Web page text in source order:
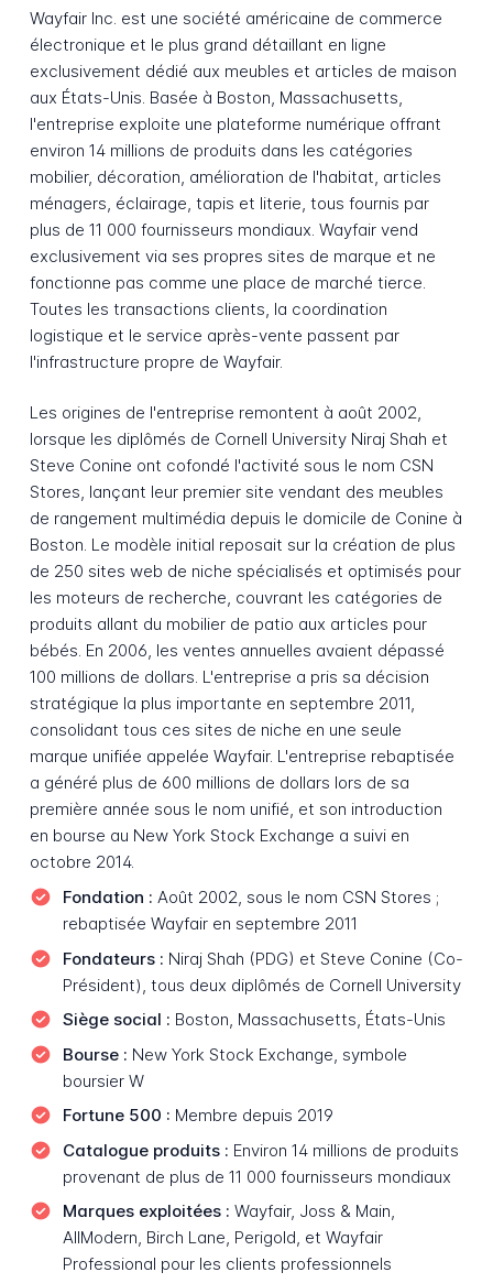
Wayfair Inc. est une société américaine de commerce
électronique et le plus grand détaillant en ligne
exclusivement dédié aux meubles et articles de maison
aux États-Unis. Basée à Boston, Massachusetts,
l'entreprise exploite une plateforme numérique offrant
environ 14 millions de produits dans les catégories
mobilier, décoration, amélioration de l'habitat, articles
ménagers, éclairage, tapis et literie, tous fournis par
plus de 11 000 fournisseurs mondiaux. Wayfair vend
exclusivement via ses propres sites de marque et ne
fonctionne pas comme une place de marché tierce.
Toutes les transactions clients, la coordination
logistique et le service après-vente passent par
l'infrastructure propre de Wayfair.
Les origines de l'entreprise remontent à août 2002,
lorsque les diplômés de Cornell University Niraj Shah et
Steve Conine ont cofondé l'activité sous le nom CSN
Stores, lançant leur premier site vendant des meubles
de rangement multimédia depuis le domicile de Conine à
Boston. Le modèle initial reposait sur la création de plus
de 250 sites web de niche spécialisés et optimisés pour
les moteurs de recherche, couvrant les catégories de
produits allant du mobilier de patio aux articles pour
bébés. En 2006, les ventes annuelles avaient dépassé
100 millions de dollars. L'entreprise a pris sa décision
stratégique la plus importante en septembre 2011,
consolidant tous ces sites de niche en une seule
marque unifiée appelée Wayfair. L'entreprise rebaptisée
a généré plus de 600 millions de dollars lors de sa
première année sous le nom unifié, et son introduction
en bourse au New York Stock Exchange a suivi en
octobre 2014.
Fondation : Août 2002, sous le nom CSN Stores ;
rebaptisée Wayfair en septembre 2011
Fondateurs : Niraj Shah (PDG) et Steve Conine (Co-
Président), tous deux diplômés de Cornell University
Siège social : Boston, Massachusetts, États-Unis
Bourse : New York Stock Exchange, symbole
boursier W
Fortune 500 : Membre depuis 2019
Catalogue produits : Environ 14 millions de produits
provenant de plus de 11 000 fournisseurs mondiaux
Marques exploitées : Wayfair, Joss & Main,
AllModern, Birch Lane, Perigold, et Wayfair
Professional pour les clients professionnels